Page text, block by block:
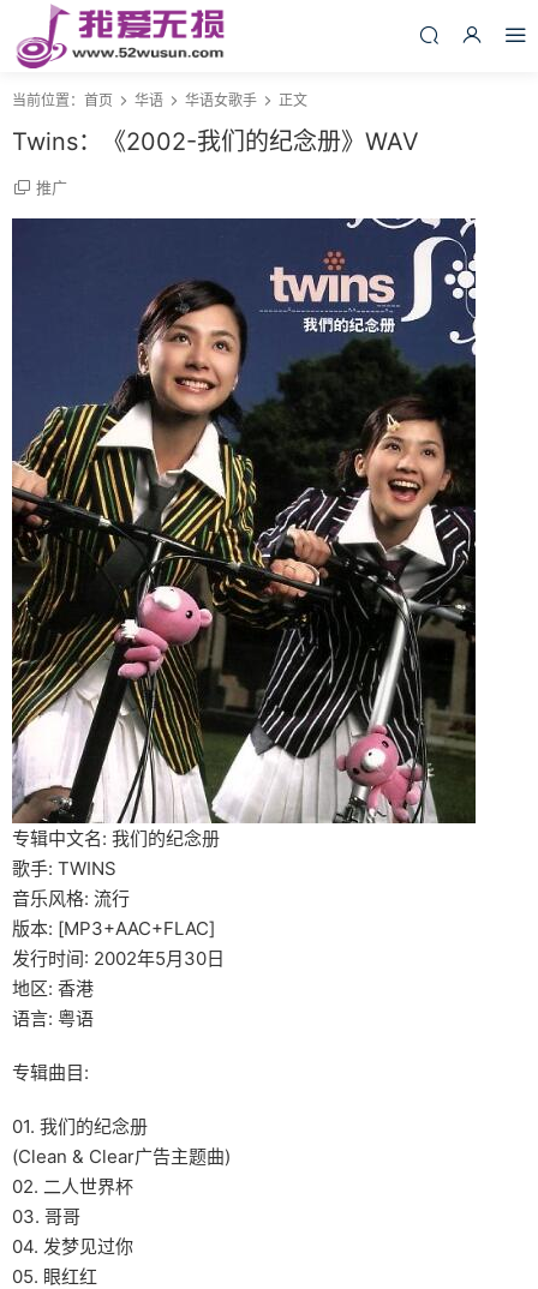
当前位置： 首页 华语 华语女歌手 正文
Twins：《2002-我们的纪念册》WAV
推广
专辑中文名: 我们的纪念册
歌手: TWINS
音乐风格: 流行
版本: [MP3+AAC+FLAC]
发行时间: 2002年5月30日
地区: 香港
语言: 粤语
专辑曲目:
01. 我们的纪念册
(Clean & Clear广告主题曲)
02. 二人世界杯
03. 哥哥
04. 发梦见过你
05. 眼红红